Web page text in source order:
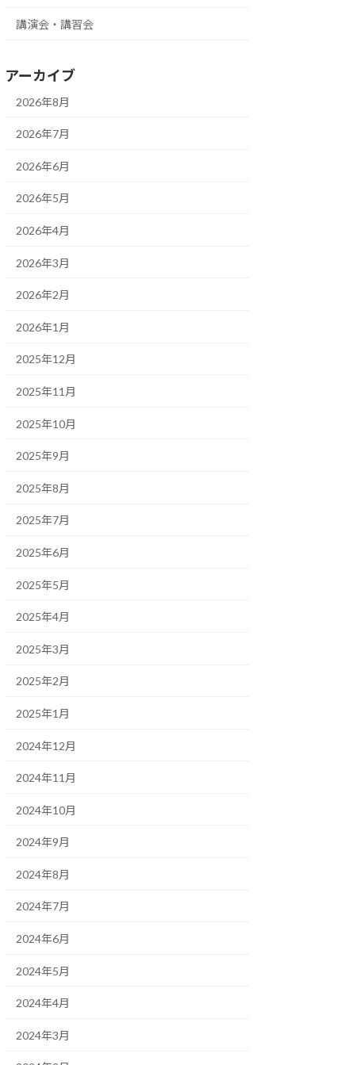
講演会・講習会
アーカイブ
2026年8月
2026年7月
2026年6月
2026年5月
2026年4月
2026年3月
2026年2月
2026年1月
2025年12月
2025年11月
2025年10月
2025年9月
2025年8月
2025年7月
2025年6月
2025年5月
2025年4月
2025年3月
2025年2月
2025年1月
2024年12月
2024年11月
2024年10月
2024年9月
2024年8月
2024年7月
2024年6月
2024年5月
2024年4月
2024年3月